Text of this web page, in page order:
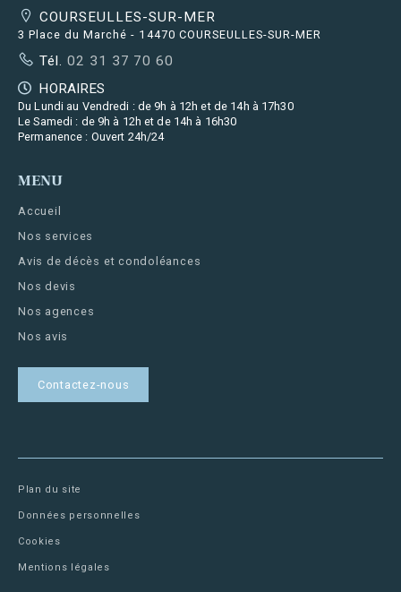
COURSEULLES-SUR-MER
3 Place du Marché - 14470 COURSEULLES-SUR-MER
Tél. 02 31 37 70 60
HORAIRES
Du Lundi au Vendredi : de 9h à 12h et de 14h à 17h30
Le Samedi : de 9h à 12h et de 14h à 16h30
Permanence : Ouvert 24h/24
MENU
Accueil
Nos services
Avis de décès et condoléances
Nos devis
Nos agences
Nos avis
Contactez-nous
Plan du site
Données personnelles
Cookies
Mentions légales